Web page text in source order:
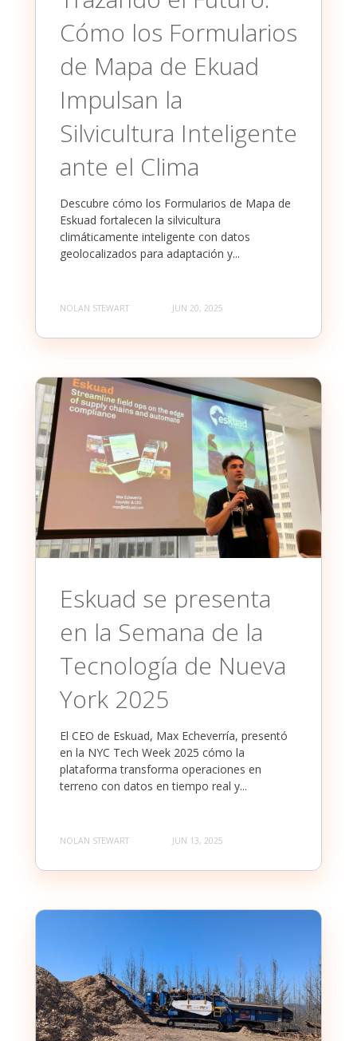
Cómo los Formularios
de Mapa de Ekuad
Impulsan la
Silvicultura Inteligente
ante el Clima
Descubre cómo los Formularios de Mapa de
Eskuad fortalecen la silvicultura
climáticamente inteligente con datos
geolocalizados para adaptación y...
NOLAN STEWART JUN 20, 2025
Eskuad se presenta
en la Semana de la
Tecnología de Nueva
York 2025
El CEO de Eskuad, Max Echeverría, presentó
en la NYC Tech Week 2025 cómo la
plataforma transforma operaciones en
terreno con datos en tiempo real y...
NOLAN STEWART JUN 13, 2025